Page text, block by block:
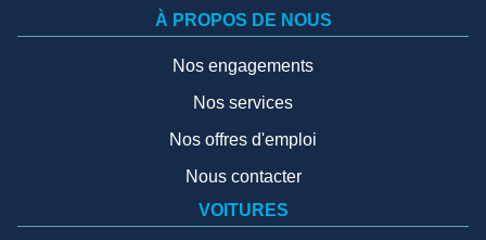
À PROPOS DE NOUS
Nos engagements
Nos services
Nos offres d'emploi
Nous contacter
VOITURES